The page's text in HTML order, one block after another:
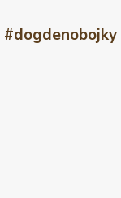
#dogdenobojky